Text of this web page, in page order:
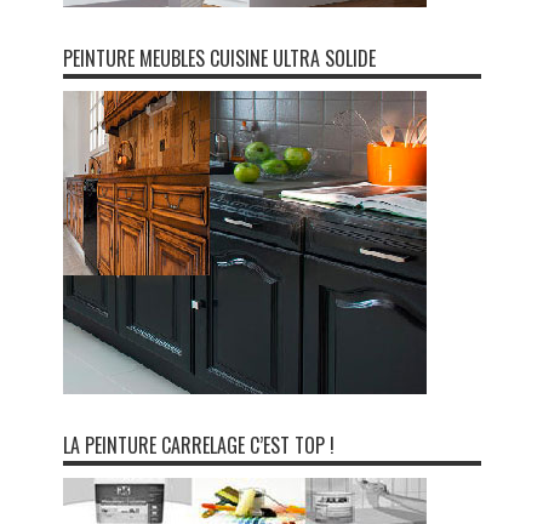
PEINTURE MEUBLES CUISINE ULTRA SOLIDE
LA PEINTURE CARRELAGE C’EST TOP !